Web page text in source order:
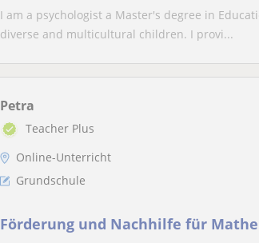
I am a psychologist a Master's degree in
diverse and multicultural children. I provi...
Petra
Teacher Plus
Online-Unterricht
Grundschule
Förderung und Nachhilfe für